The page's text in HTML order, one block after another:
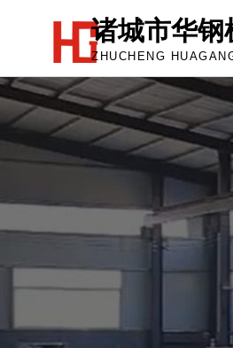
诸城市华钢
ZHUCHENG